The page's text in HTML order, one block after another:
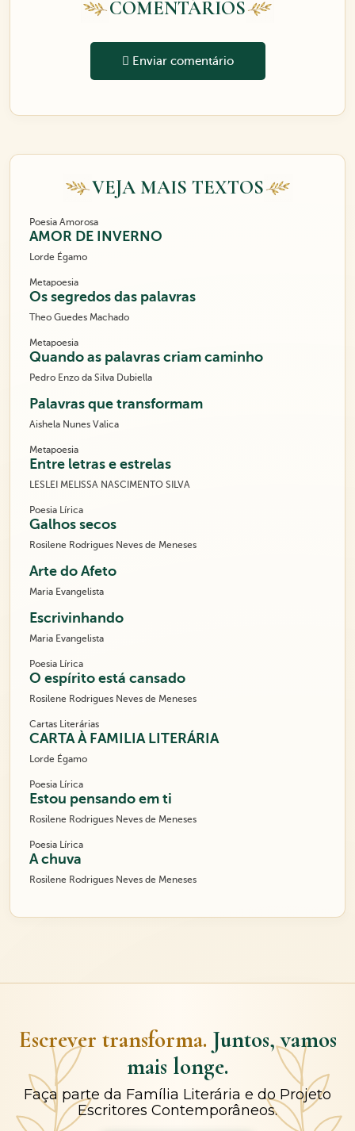
COMENTÁRIOS
Enviar comentário
VEJA MAIS TEXTOS
Poesia Amorosa
AMOR DE INVERNO
Lorde Égamo
Metapoesia
Os segredos das palavras
Theo Guedes Machado
Metapoesia
Quando as palavras criam caminho
Pedro Enzo da Silva Dubiella
Palavras que transformam
Aishela Nunes Valica
Metapoesia
Entre letras e estrelas
LESLEI MELISSA NASCIMENTO SILVA
Poesia Lírica
Galhos secos
Rosilene Rodrigues Neves de Meneses
Arte do Afeto
Maria Evangelista
Escrivinhando
Maria Evangelista
Poesia Lírica
O espírito está cansado
Rosilene Rodrigues Neves de Meneses
Cartas Literárias
CARTA À FAMILIA LITERÁRIA
Lorde Égamo
Poesia Lírica
Estou pensando em ti
Rosilene Rodrigues Neves de Meneses
Poesia Lírica
A chuva
Rosilene Rodrigues Neves de Meneses
Escrever transforma. Juntos, vamos
mais longe.
Faça parte da Família Literária e do Projeto
Escritores Contemporâneos.